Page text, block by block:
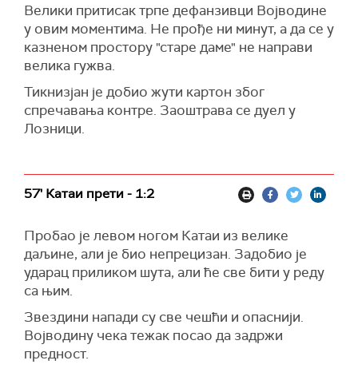
Велики притисак трпе дефанзивци Војводине
у овим моментима. Не прође ни минут, а да се у
казненом простору "старе даме" не направи
велика гужва.
Тикнизјан је добио жути картон због
спречавања контре. Заоштрава се дуел у
Лозници.
57' Катаи прети - 1:2
Пробао је левом ногом Катаи из велике
даљине, али је био непрецизан. Задобио је
ударац приликом шута, али ће све бити у реду
са њим.
Звездини напади су све чешћи и опаснији.
Војводину чека тежак посао да задржи
предност.